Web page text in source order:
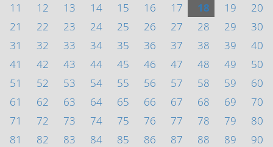
11
12 13 14 15 16 17 18 19
20
21
22 23 24 25 26 27 28 29
30
31
32 33 34 35 36 37 38 39
40
41
42 43 44 45 46 47 48 49
50
51
52 53 54 55 56 57 58 59
60
61
62 63 64 65 66 67 68 69
70
71
72 73 74 75 76 77 78 79
80
81
82 83 84 85 86 87 88 89
90